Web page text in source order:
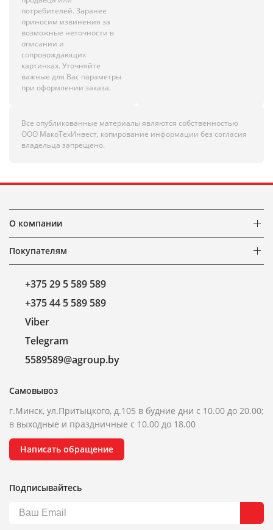
потребителей. Заранее
приносим извинения за
возможные неточности в
описании и
сопровождающих
картинках. Уточняйте
важные для Вас параметры
при оформлении заказа.
Все опубликованные материалы являются собственностью
ООО МакоТехИнвест, копирование информации без согласия
владельца запрещено.
О компании
Покупателям
+375 29 5 589 589
+375 44 5 589 589
Viber
Telegram
5589589@agroup.by
Самовывоз
г.Минск, ул.Притыцкого, д.105 в будние дни с 10.00 до 20.00;
в выходные и праздничные с 10.00 до 18.00
Написать обращение
Подписывайтесь